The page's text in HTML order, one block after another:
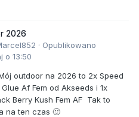
2026
· Opublikowano
o 13:50
outdoor na 2026 to 2x Speed
Af Fem od Akseeds i 1x
Berry Kush Fem AF Tak to
na ten czas 🙂